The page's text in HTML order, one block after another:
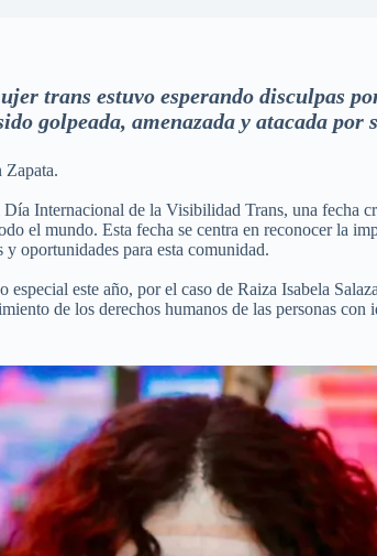
trans estuvo esperando disculpas
golpeada, amenazada y atacada por
Zapata.
Internacional de la Visibilidad Trans, una fecha
el mundo. Esta fecha se centra en reconocer la
oportunidades para esta comunidad.
este año, por el caso de Raiza Isabela
de los derechos humanos de las personas con